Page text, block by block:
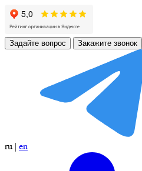
Задайте вопрос Закажите звонок
ru | en